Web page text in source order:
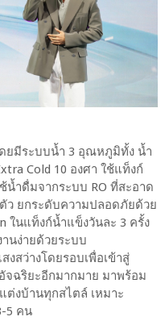
ดยมีระบบน้ำ 3 อุณหภูมิทั้ง น้ำ
Cold 10 องศา ใช้แท็งก์
น้ำดื่มจากระบบ RO ที่สะอาด
ว ยกระดับความปลอดภัยด้วย
ในแท็งก์น้ำแข็งวันละ 3 ครั้ง
นง่ายด้วยระบบ
งสว่างโดยรอบเพื่อเข้าสู่
จฉริยะอีกมากมาย มาพร้อม
ต่งบ้านทุกสไตล์ เหมาะ
5 คน